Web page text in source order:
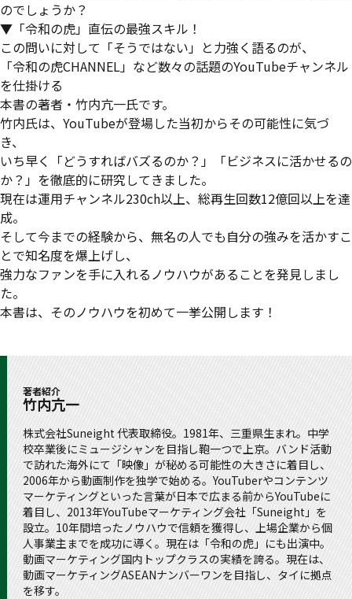
のでしょうか？
▼「令和の虎」直伝の最強スキル！
この問いに対して「そうではない」と力強く語るのが、
「令和の虎CHANNEL」など数々の話題のYouTubeチャンネル
を仕掛ける
本書の著者・竹内亢一氏です。
竹内氏は、YouTubeが登場した当初からその可能性に気づ
き、
いち早く「どうすればバズるのか？」「ビジネスに活かせるの
か？」を徹底的に研究してきました。
現在は運用チャンネル230ch以上、総再生回数12億回以上を達
成。
そして今までの経験から、無名の人でも自分の強みを活かすこ
とで知名度を爆上げし、
強力なファンを手に入れるノウハウがあることを発見しまし
た。
本書は、そのノウハウを初めて一挙公開します！
著者紹介
竹内亢一
株式会社Suneight 代表取締役。1981年、三重県生まれ。中学
校卒業後にミュージシャンを目指し鞄一つで上京。バンド活動
で訪れた海外にて「映像」が秘める可能性の大きさに着目し、
2006年から動画制作を独学で始める。YouTuberやコンテンツ
マーケティングといった言葉が日本で広まる前からYouTubeに
着目し、2013年YouTubeマーケティング会社「Suneight」を
設立。10年間培ったノウハウで信頼を獲得し、上場企業から個
人事業主までを成功に導く。現在は「令和の虎」にも出演中。
動画マーケティング国内トップクラスの実績を誇る。現在は、
動画マーケティングASEANナンバーワンを目指し、タイに拠点
を移す。